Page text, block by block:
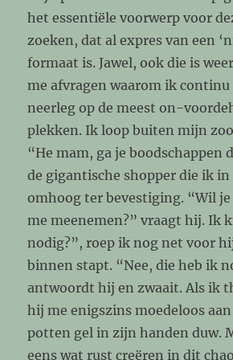
het essentiële voorwerp voor
zoeken, dat al expres van een
formaat is. Jawel, ook die is
me afvragen waarom ik
neerleg op de meest on-
plekken. Ik loop buiten mijn
“He mam, ga je boodschappen
de gigantische shopper die ik
omhoog ter bevestiging. “Wil
me meenemen?” vraagt hij. Ik
nodig?”, roep ik nog net voor
binnen stapt. “Nee, die heb ik
antwoordt hij en zwaait. Als ik
hij me enigszins moedeloos
potten gel in zijn handen duw.
eens wat rust creëren in dit